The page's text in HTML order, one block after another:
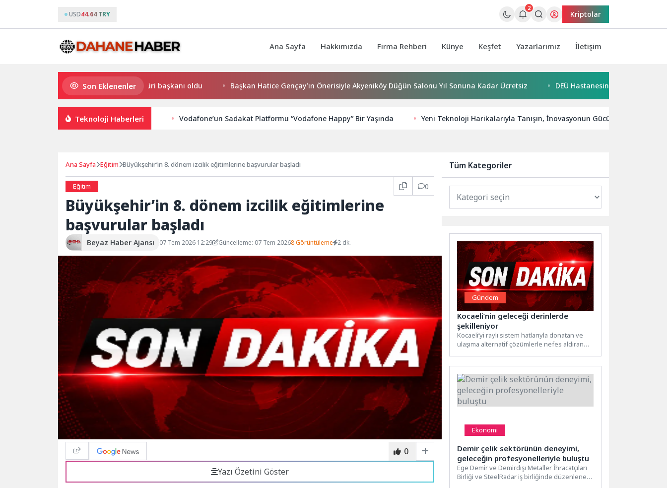
USD44.64 TRY
2
Kriptolar
Ana Sayfa Hakkımızda Firma Rehberi Künye Keşfet Yazarlarımız İletişim
Son Eklenenler
Altın Portakal ödüllü yönetmen jüri başkanı oldu Başkan Hatice Gençay’ın Önerisiyle Akyeniköy Düğün Salonu Yıl Sonuna Kadar Ücretsiz DEÜ Hastanesinde Büyük Dönüşüm
Teknoloji Haberleri Vodafone’un Sadakat Platformu “Vodafone Happy” Bir Yaşında Yeni Teknoloji Harikalarıyla Tanışın, İnovasyonun Gücünü Keşfedin.
Ana Sayfa Eğitim Büyükşehir’in 8. dönem izcilik eğitimlerine başvurular başladı
Eğitim 0
Büyükşehir’in 8. dönem izcilik eğitimlerine
başvurular başladı
Beyaz Haber Ajansı 07 Tem 2026 12:29 Güncelleme: 07 Tem 20268 Görüntüleme 2 dk.
0
Yazı Özetini Göster
Tüm Kategoriler
Gündem
Kocaeli’nin geleceği derinlerde
şekilleniyor
Kocaeli’yi raylı sistem hatlarıyla donatan ve
ulaşıma alternatif çözümlerle nefes aldıran
Ekonomi
Demir çelik sektörünün deneyimi,
geleceğin profesyonelleriyle buluştu
Ege Demir ve Demirdışı Metaller İhracatçıları
Birliği ve SteelRadar iş birliğinde düzenlenen